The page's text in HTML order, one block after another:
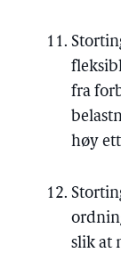
fra
høy
slik at